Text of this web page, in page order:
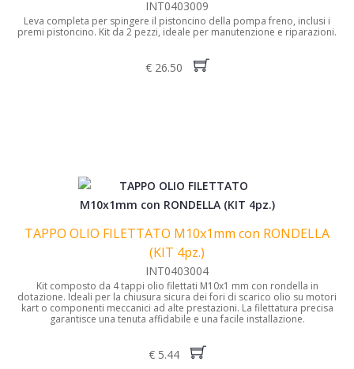
INT0403009
Leva completa per spingere il pistoncino della pompa freno, inclusi i
premi pistoncino. Kit da 2 pezzi, ideale per manutenzione e riparazioni.
€ 26.50
TAPPO OLIO FILETTATO M10x1mm con RONDELLA
(KIT 4pz.)
INT0403004
Kit composto da 4 tappi olio filettati M10x1 mm con rondella in
dotazione. Ideali per la chiusura sicura dei fori di scarico olio su motori
kart o componenti meccanici ad alte prestazioni. La filettatura precisa
garantisce una tenuta affidabile e una facile installazione.
€ 5.44